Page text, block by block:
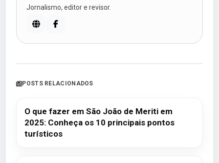
Jornalismo, editor e revisor.
POSTS RELACIONADOS
O que fazer em São João de Meriti em
2025: Conheça os 10 principais pontos
turísticos